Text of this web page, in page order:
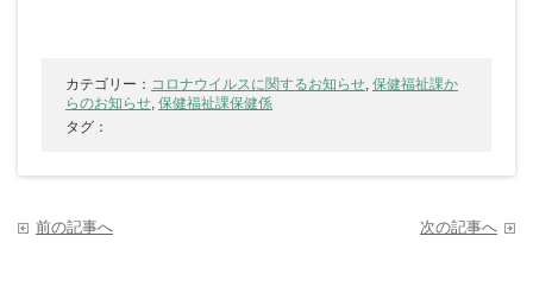
カテゴリー： コロナウイルスに関するお知らせ, 保健福祉課か
らのお知らせ, 保健福祉課保健係
タグ：
前の記事へ 次の記事へ